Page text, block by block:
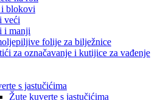
blokovi
veći
i manji
folije za bilježnice
za označavanje i kutijice za vađenje
s jastučićima
Žute kuverte s jastučićima